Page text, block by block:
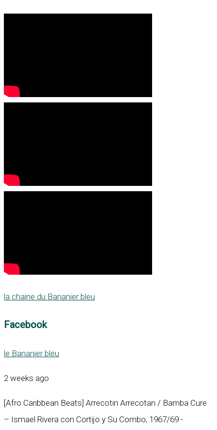
la chaine du Bananier bleu
Facebook
le Bananier bleu
2 weeks ago
[Afro Caribbean Beats] Arrecotin Arrecotan / Bamba Cure
– Ismael Rivera con Cortijo y Su Combo, 1967/69 -